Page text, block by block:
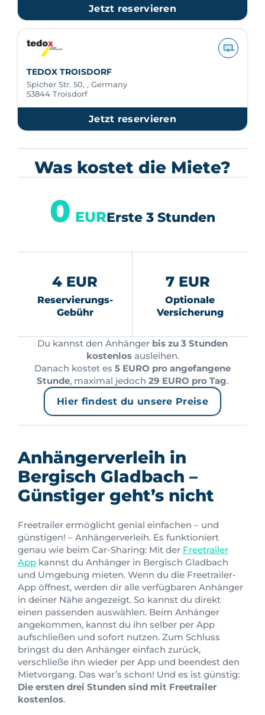
Jetzt reservieren
TEDOX TROISDORF
Spicher Str. 50, , Germany
53844 Troisdorf
Jetzt reservieren
Was kostet die Miete?
4 EUR
Reservierungs-
Gebühr
0 EURErste 3 Stunden
7 EUR
Optionale
Versicherung
Du kannst den Anhänger bis zu 3 Stunden
kostenlosausleihen.
Danach kostet es 5 EURO pro angefangene
Stunde, maximal jedoch 29 EURO pro Tag.
Hier findest du unsere Preise
Anhängerverleih in
Bergisch Gladbach –
Günstiger geht’s nicht
Freetrailer ermöglicht genial einfachen – und
günstigen! – Anhängerverleih. Es funktioniert
genau wie beim Car-Sharing: Mit der Freetrailer
App kannst du Anhänger in Bergisch Gladbach
und Umgebung mieten. Wenn du die Freetrailer-
App öffnest, werden dir alle verfügbaren Anhänger
in deiner Nähe angezeigt. So kannst du direkt
einen passenden auswählen. Beim Anhänger
angekommen, kannst du ihn selber per App
aufschließen und sofort nutzen. Zum Schluss
bringst du den Anhänger einfach zurück,
verschließe ihn wieder per App und beendest den
Mietvorgang. Das war’s schon! Und es ist günstig:
Die ersten drei Stunden sind mit Freetrailer
kostenlos.